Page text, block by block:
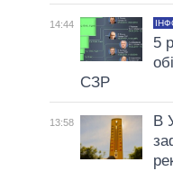
14:44
5
СЗР
13:58
В